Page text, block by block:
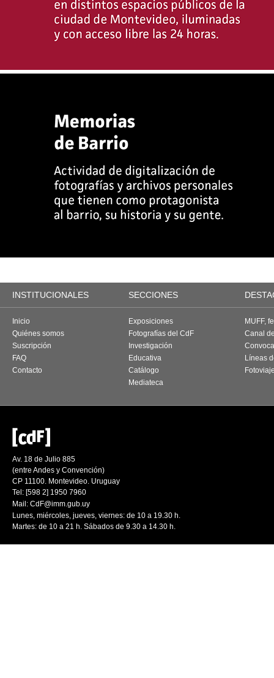
INSTITUCIONALES SECCIONES
Inicio
Quiénes somos
Suscripción
FAQ
Contacto
Exposiciones
Fotografías del CdF
Investigación
Educativa
Catálogo
Mediateca
MUFF,
Canal
Líneas
Av. 18 de Julio 885
(entre Andes y Convención)
CP 11100. Montevideo. Uruguay
Tel: [598 2] 1950 7960
Mail: CdF@imm.gub.uy
Lunes, miércoles, jueves, viernes: de 10 a 19.30 h.
Martes: de 10 a 21 h. Sábados de 9.30 a 14.30 h.